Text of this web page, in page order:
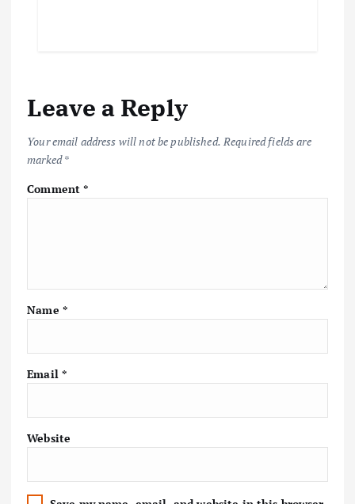
Leave a Reply
Your email address will not be published. Required fields are
marked*
Comment*
Name *
Email *
Website